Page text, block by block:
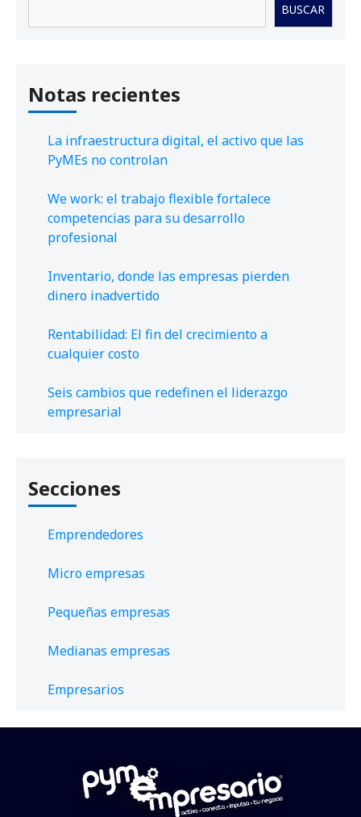
BUSCAR
Notas recientes
La infraestructura digital, el activo que las
PyMEs no controlan
We work: el trabajo flexible fortalece
competencias para su desarrollo
profesional
Inventario, donde las empresas pierden
dinero inadvertido
Rentabilidad: El fin del crecimiento a
cualquier costo
Seis cambios que redefinen el liderazgo
empresarial
Secciones
Emprendedores
Micro empresas
Pequeñas empresas
Medianas empresas
Empresarios